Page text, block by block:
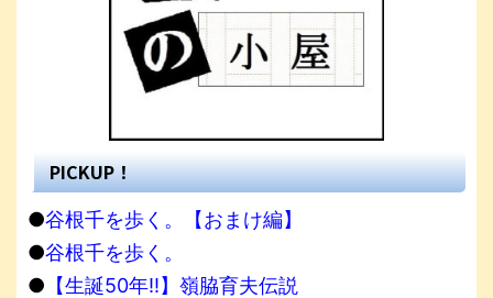
PICKUP！
●谷根千を歩く。【おまけ編】
●谷根千を歩く。
● 【生誕50年!!】嶺脇育夫伝説